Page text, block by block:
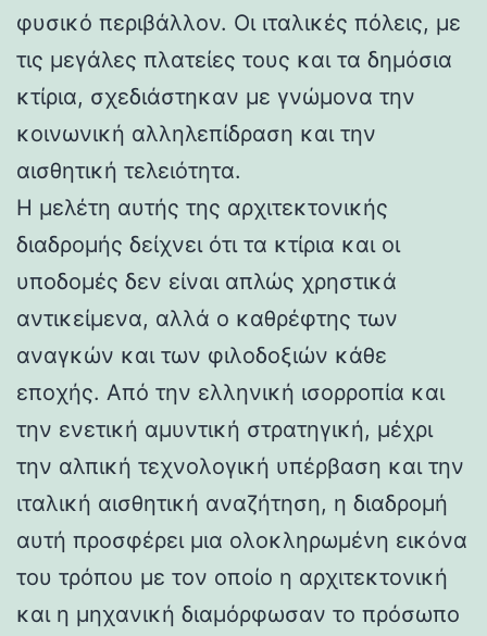
φυσικό περιβάλλον. Οι ιταλικές πόλεις, με
τις μεγάλες πλατείες τους και τα δημόσια
κτίρια, σχεδιάστηκαν με γνώμονα την
κοινωνική αλληλεπίδραση και την
αισθητική τελειότητα.
Η μελέτη αυτής της αρχιτεκτονικής
διαδρομής δείχνει ότι τα κτίρια και οι
υποδομές δεν είναι απλώς χρηστικά
αντικείμενα, αλλά ο καθρέφτης των
αναγκών και των φιλοδοξιών κάθε
εποχής. Από την ελληνική ισορροπία και
την ενετική αμυντική στρατηγική, μέχρι
την αλπική τεχνολογική υπέρβαση και την
ιταλική αισθητική αναζήτηση, η διαδρομή
αυτή προσφέρει μια ολοκληρωμένη εικόνα
του τρόπου με τον οποίο η αρχιτεκτονική
και η μηχανική διαμόρφωσαν το πρόσωπο